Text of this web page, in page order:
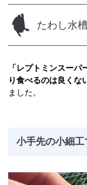
たわし水
「レプトミンスー
り食べるのは良くな
ました。
小手先の小細